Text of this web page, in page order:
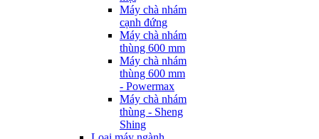
Máy chà nhám
cạnh đứng
Máy chà nhám
thùng 600 mm
Máy chà nhám
thùng 600 mm
- Powermax
Máy chà nhám
thùng - Sheng
Shing